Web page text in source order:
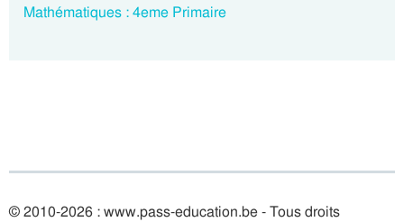
Mathématiques : 4eme Primaire
© 2010-2026 : www.pass-education.be - Tous droits